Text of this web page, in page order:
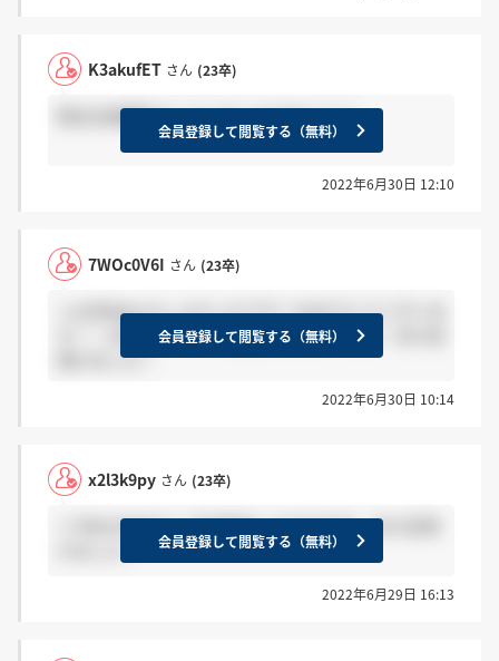
K3akufET さん (23卒)
男女比結構半々くらいだったかな？？？
会員登録して閲覧する（無料）
2022年6月30日 12:10
7WOc0V6I さん (23卒)
＞x2l3k9pyさん よかったです！おめでとうございま
す！！ 私もオンライン面談だったのですが、内々定
頂けました！
会員登録して閲覧する（無料）
2022年6月30日 10:14
x2l3k9py さん (23卒)
＞7WOc0V6Iさん 今日来社したのですが、内々定頂
会員登録して閲覧する（無料）
2022年6月29日 16:13